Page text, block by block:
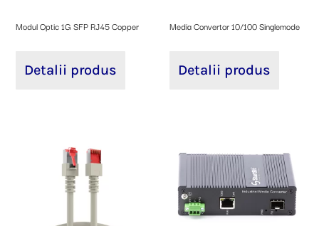
Modul Optic 1G SFP RJ45 Copper
Detalii produs
Media Convertor 10/100 Singlemode
Detalii produs